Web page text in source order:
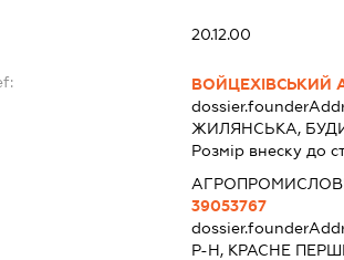
20.12.00
ВОЙЦЕХІВСЬКИЙ
ЖИЛЯНСЬКА,
Розмір внеску до
39053767
Р-Н, КРАСНЕ